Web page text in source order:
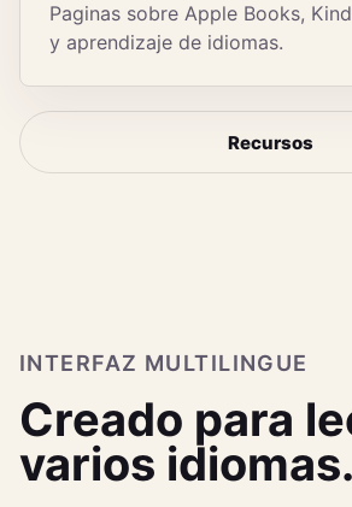
Paginas sobre Apple Books,
y aprendizaje de idiomas.
Recursos
INTERFAZ MULTILINGUE
Creado para
varios idiomas.